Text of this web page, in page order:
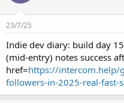
23/7/25
Indie dev diary: build day
(mid-entry) notes success
href=https://intercom.help/
followers-in-2025-real-fast-